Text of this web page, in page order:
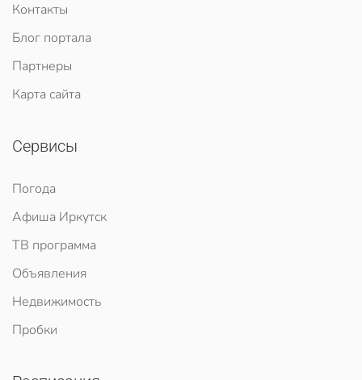
Контакты
Блог портала
Партнеры
Карта сайта
Сервисы
Погода
Афиша Иркутск
ТВ программа
Объявления
Недвижимость
Пробки